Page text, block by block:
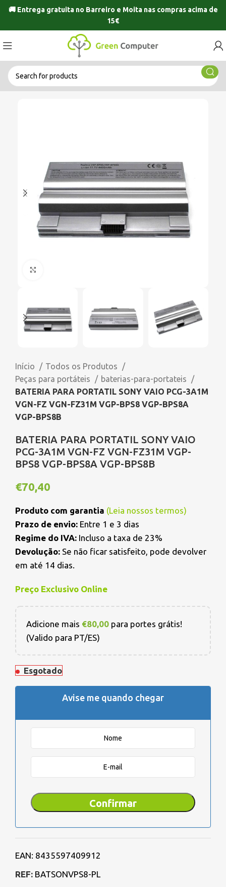
🚚 Entrega gratuita no Barreiro e Moitanas compras acima de
15€
Início
Todos os Produtos
Peças para portáteis
baterias-para-portateis
BATERIA PARA PORTATIL SONY VAIO PCG-3A1M
VGN-FZ VGN-FZ31M VGP-BPS8 VGP-BPS8A
VGP-BPS8B
BATERIA PARA PORTATIL SONY VAIO
PCG-3A1M VGN-FZ VGN-FZ31M VGP-
BPS8 VGP-BPS8A VGP-BPS8B
€70,40
Produto com garantia (Leia nossos termos)
Prazo de envio: Entre 1 e 3 dias
Regime do IVA: Incluso a taxa de 23%
Devolução: Se não ficar satisfeito, pode devolver
em até 14 dias.
Preço Exclusivo Online
Adicione mais €80,00 para portes grátis!
(Valido para PT/ES)
Esgotado
Avise me quando chegar
Confirmar
EAN: 8435597409912
REF: BATSONVPS8-PL